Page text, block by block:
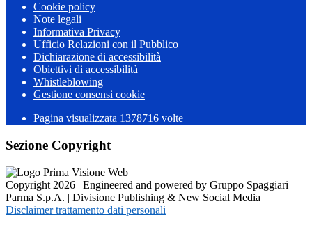
Cookie policy
Note legali
Informativa Privacy
Ufficio Relazioni con il Pubblico
Dichiarazione di accessibilità
Obiettivi di accessibilità
Whistleblowing
Gestione consensi cookie
Pagina visualizzata 1378716 volte
Sezione Copyright
Copyright 2026 | Engineered and powered by Gruppo Spaggiari
Parma S.p.A. | Divisione Publishing & New Social Media
Disclaimer trattamento dati personali